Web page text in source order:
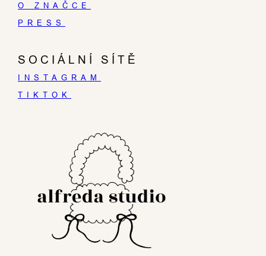
O ZNAČCE
PRESS
SOCIÁLNÍ SÍTĚ
INSTAGRAM
TIKTOK